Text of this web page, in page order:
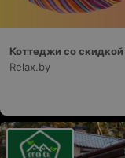
Коттеджи со скидкой
Relax.by